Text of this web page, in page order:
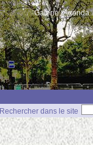
Galerie Agenda
Rechercher dans le site